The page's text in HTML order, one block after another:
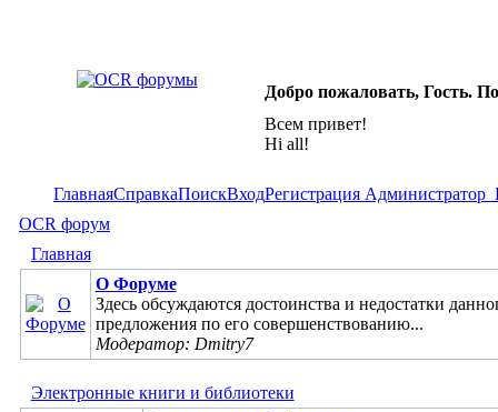
Добро пожаловать, Гость.
Всем привет!
Hi all!
ГлавнаяСправкаПоискВходРегистрация Администратор
OCR форум
Главная
О Форуме
Здесь обсуждаются достоинства и недостатки
предложения по его совершенствованию...
Модератор: Dmitry7
Электронные книги и библиотеки